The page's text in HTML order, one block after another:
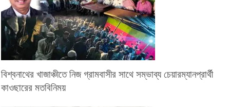
বিশ্বনাথের খাজাঞ্চীতে নিজ গ্রামবাসীর সাথে সম্ভাব্য চেয়ারম্যানপ্রার্থী
কাওছারের মতবিনিময়